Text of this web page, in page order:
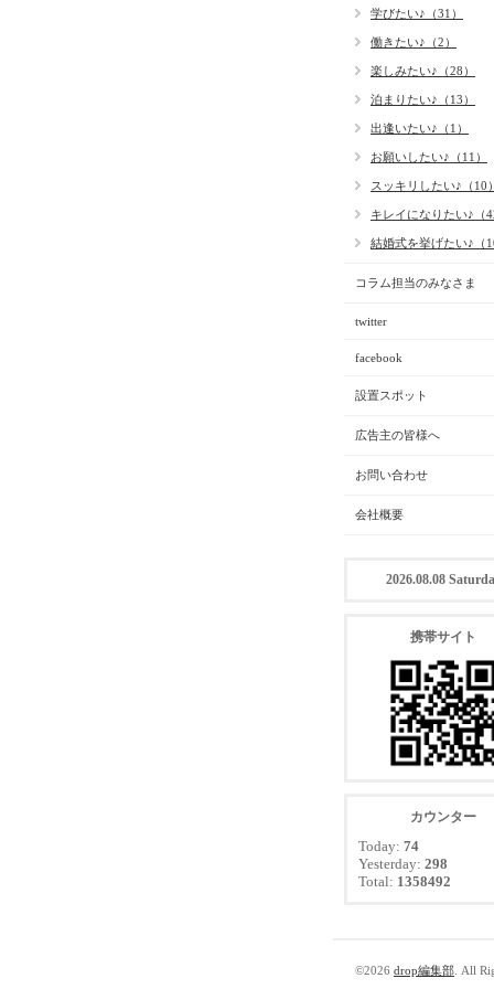
学びたい♪（31）
働きたい♪（2）
楽しみたい♪（28）
泊まりたい♪（13）
出逢いたい♪（1）
お願いしたい♪（11）
スッキリしたい♪（10）
キレイになりたい♪（
結婚式を挙げたい♪（
コラム担当のみなさま
twitter
facebook
設置スポット
広告主の皆様へ
お問い合わせ
会社概要
2026.08.08
携帯サイト
カウンター
Today: 74
Yesterday: 298
Total: 1358492
©2026 drop編集部 . All